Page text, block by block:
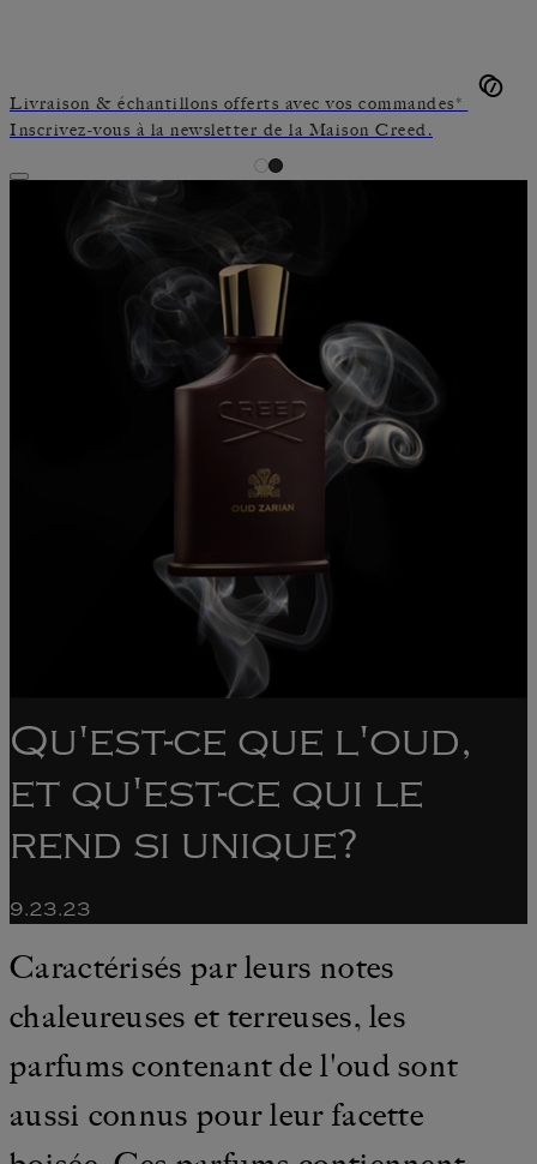
Livraison & échantillons offerts avec vos commandes*
Inscrivez-vous à la newsletter de la Maison Creed.
Qu'est-ce que l'oud,
et qu'est-ce qui le
rend si unique?
9.23.23
Caractérisés par leurs notes
chaleureuses et terreuses, les
parfums contenant de l'oud sont
aussi connus pour leur facette